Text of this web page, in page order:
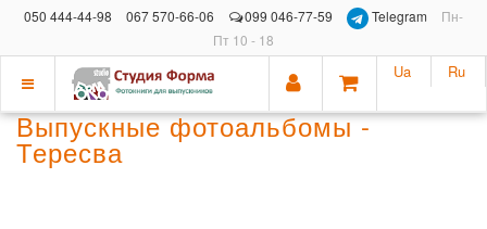
050 444-44-98 067 570-66-06 099 046-77-59 Telegram
Пн-
Пт 10 - 18
Показать
меню
Ua Ru
Выпускные фотоальбомы -
Тересва